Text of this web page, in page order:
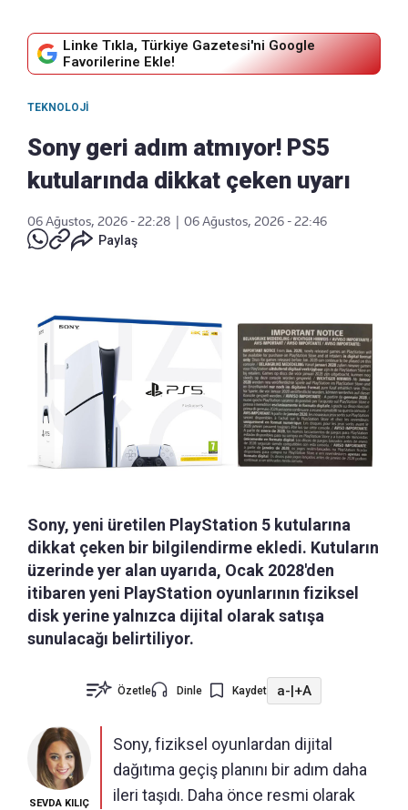
Linke Tıkla, Türkiye Gazetesi'ni Google
Favorilerine Ekle!
TEKNOLOJI
Sony geri adım atmıyor! PS5
kutularında dikkat çeken uyarı
06 Ağustos, 2026 - 22:28
06 Ağustos, 2026 - 22:46
Paylaş
Sony, yeni üretilen PlayStation 5 kutularına
dikkat çeken bir bilgilendirme ekledi. Kutuların
üzerinde yer alan uyarıda, Ocak 2028'den
itibaren yeni PlayStation oyunlarının fiziksel
disk yerine yalnızca dijital olarak satışa
sunulacağı belirtiliyor.
Özetle Dinle Kaydet a-|+A
SEVDA KILIÇ
Sony, fiziksel oyunlardan dijital
dağıtıma geçiş planını bir adım daha
ileri taşıdı. Daha önce resmi olarak